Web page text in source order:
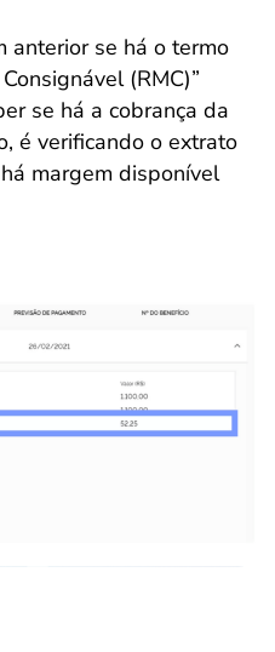
anterior se há o termo
(RMC)”
se há a cobrança da
é verificando o extrato
margem disponível